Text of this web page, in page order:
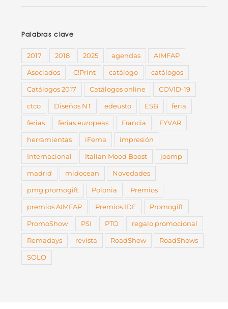
Palabras clave
2017 2018 2025 agendas AIMFAP
Asociados C!Print catálogo catálogos
Catálogos 2017 Catálogos online COVID-19
ctco Diseños NT edeusto ESB feria
ferias ferias europeas Francia FYVAR
herramientas iFema impresión
Internacional Italian Mood Boost joomp
madrid midocean Novedades
pmg promogift Polonia Premios
premios AIMFAP Premios IDE Promogift
PromoShow PSI PTO regalo promocional
Remadays revista RoadShow RoadShows
SOLO